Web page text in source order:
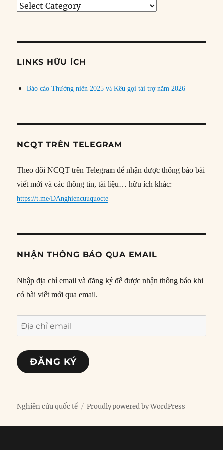
Tìm
đề
LINKS HỮU ÍCH
Báo cáo Thường niên 2025 và Kêu gọi tài trợ năm 2026
NCQT TRÊN TELEGRAM
Theo dõi NCQT trên Telegram để nhận được thông báo bài
viết mới và các thông tin, tài liệu… hữu ích khác:
https://t.me/DAnghiencuuquocte
NHẬN THÔNG BÁO QUA EMAIL
Nhập địa chỉ email và đăng ký để được nhận thông báo khi
có bài viết mới qua email.
Địa
chỉ
email
ĐĂNG KÝ
Nghiên cứu quốc tế Proudly powered by WordPress